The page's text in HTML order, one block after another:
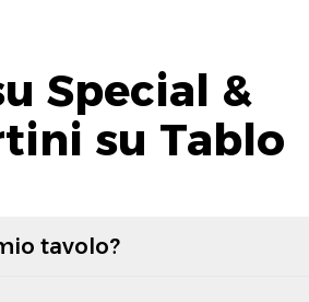
Special &
su Tablo
tavolo?